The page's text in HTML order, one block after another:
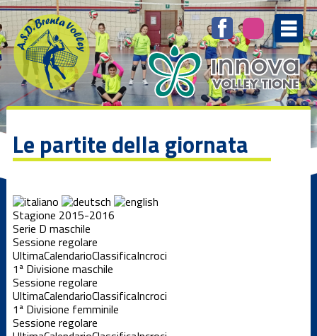
Le partite della giornata
Stagione 2015-2016
Serie D maschile
Sessione regolare
UltimaCalendarioClassificaIncroci
1ª Divisione maschile
Sessione regolare
UltimaCalendarioClassificaIncroci
1ª Divisione femminile
Sessione regolare